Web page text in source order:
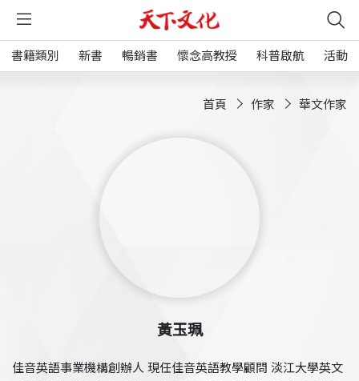
書籍類別 新書 暢銷書 懷念高教授 科普啟航 活動
首頁 作家 華文作家
黃玉珮
佳音英語事業機構創辦人 現任佳音英語教學顧問 淡江大學英文